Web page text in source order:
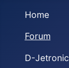
Home
Forum
D-Jetronic